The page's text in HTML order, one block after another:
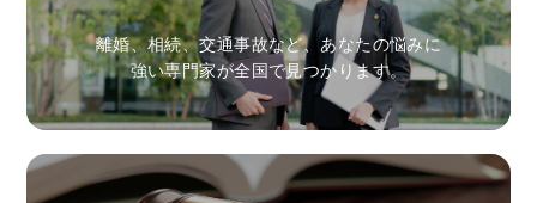
離婚、相続、交通事故など、あなたの悩みに
強い専門家が全国で見つかります。